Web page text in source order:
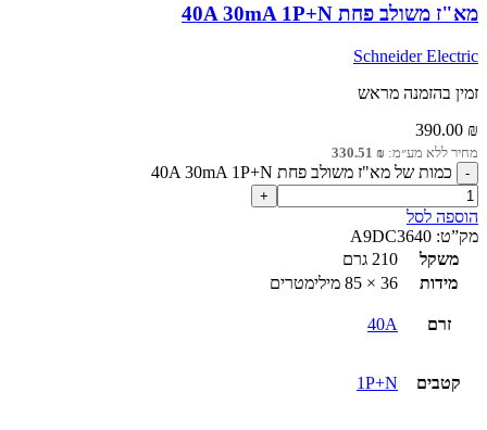
מא"ז משולב פחת 40A 30mA 1P+N
Schneider Electric
זמין בהזמנה מראש
390.00 ₪
מחיר ללא מע״מ: 330.51 ₪
כמות של מא"ז משולב פחת 40A 30mA 1P+N
הוספה לסל
מק”ט: A9DC3640
משקל
210 גרם
מידות
36 × 85 מילימטרים
זרם 40A
קטבים 1P+N